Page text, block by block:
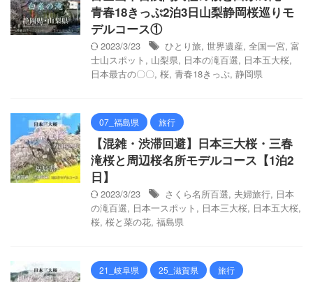
青春18きっぷ2泊3日山梨静岡桜巡りモ
デルコース①
2023/3/23 ひとり旅, 世界遺産, 全国一宮, 富
士山スポット , 山梨県, 日本の滝百選, 日本五大桜,
日本最古の〇〇, 桜, 青春18きっぷ, 静岡県
07_福島県 旅行
【混雑・渋滞回避】日本三大桜・三春
滝桜と周辺桜名所モデルコース【1泊2
日】
2023/3/23 さくら名所百選, 夫婦旅行, 日本
の滝百選, 日本一スポット , 日本三大桜, 日本五大桜,
桜, 桜と菜の花, 福島県
21_岐阜県 25_滋賀県 旅行